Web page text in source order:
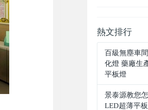
熱文排行
百級無塵車
化燈 藥廠生
平板燈
景泰源教您
LED超薄平